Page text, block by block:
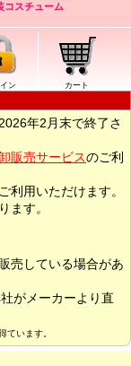
コスチューム
ン カート
年2月末で終了さ
販売サービスのご利
利用いただけます。
ます。
売している場合があ
がメーカーより直
ています。